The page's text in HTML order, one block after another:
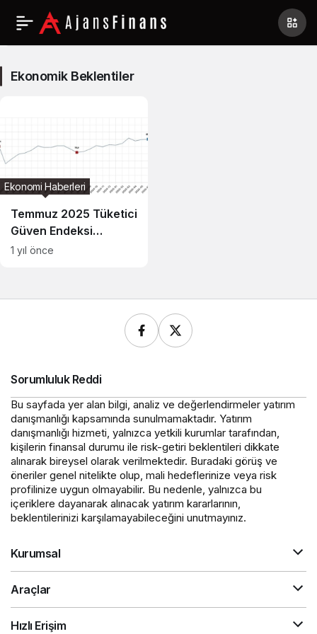
Ekonomik
Beklentiler
Ekonomik Beklentiler
Temmuz 2025 Tüketici
Güven Endeksi
Sonuçları ve Analizi
Ekonomi Haberleri
1 yıl önce
Sorumluluk Reddi
Bu sayfada yer alan bilgi, analiz ve değerlendirmeler yatırım
danışmanlığı kapsamında sunulmamaktadır. Yatırım
danışmanlığı hizmeti, yalnızca yetkili kurumlar tarafından,
kişilerin finansal durumu ile risk-getiri beklentileri dikkate
alınarak bireysel olarak verilmektedir. Buradaki görüş ve
öneriler genel nitelikte olup, mali hedeflerinize veya risk
profilinize uygun olmayabilir. Bu nedenle, yalnızca bu
içeriklere dayanarak alınacak yatırım kararlarının,
beklentilerinizi karşılamayabileceğini unutmayınız.
Kurumsal
Araçlar
Hızlı Erişim